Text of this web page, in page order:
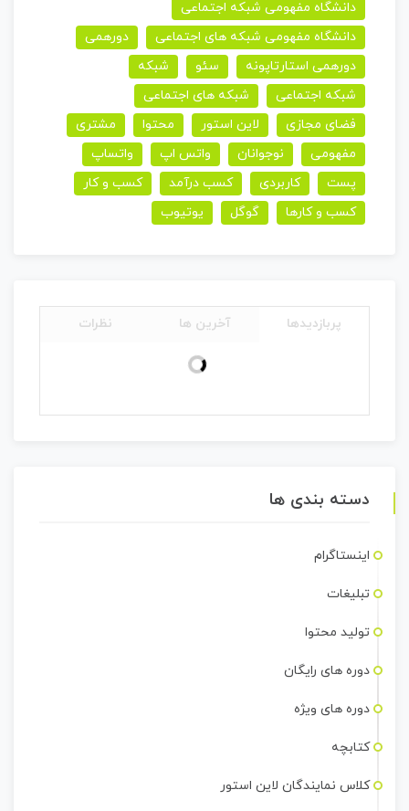
دانشگاه مفهومی شبکه اجتماعی
دانشگاه مفهومی شبکه های اجتماعی
دورهمی
دورهمی استارتاپونه
سئو
شبکه
شبکه اجتماعی
شبکه های اجتماعی
فضای مجازی
لاین استور محتوا
مشتری
مفهومی
نوجوانان واتس اپ
واتساپ
پست
کاربردی کسب درآمد
کسب و کار
کسب و کارها
گوگل یوتیوب
پربازدیدها آخرین ها نظرات
دسته بندی ها
اینستاگرام
تبلیغات
تولید محتوا
دوره های رایگان
دوره های ویژه
کتابچه
کلاس نمایندگان لاین استور